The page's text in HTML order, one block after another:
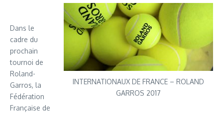
INTERNATIONAUX DE FRANCE – ROLAND
GARROS 2017
Dans le
cadre du
prochain
tournoi de
Roland-
Garros, la
Fédération
Française de